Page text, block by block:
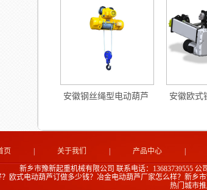
安徽钢丝绳型电动葫芦
安徽欧式
页 关于我们 产品中心
新乡市豫新起重机械有限公司 联系电话：13683739555 公
欧式电动葫芦订做多少钱？冶金电动葫芦厂家怎么样？新乡
热门城市